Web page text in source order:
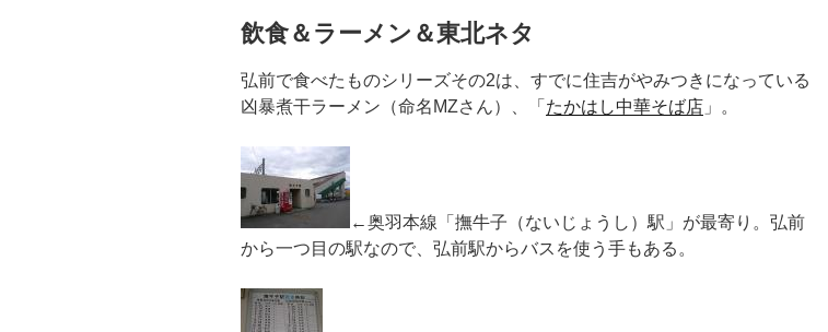
飲食＆ラーメン＆東北ネタ
弘前で食べたものシリーズその2は、すでに住吉がやみつきになっている
凶暴煮干ラーメン（命名MZさん）、「 たかはし中華そば店 」。
←奥羽本線「撫牛子（ないじょうし）駅」が最寄り。弘前
から一つ目の駅なので、弘前駅からバスを使う手もある。